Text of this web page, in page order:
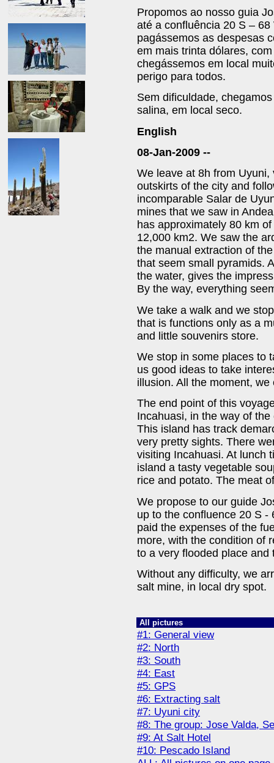
Propomos ao nosso guia
até a confluência 20 S –
pagássemos as despesas
em mais trinta dólares,
chegássemos em local
perigo para todos.
Sem dificuldade,
salina, em local seco.
English
08-Jan-2009 --
We leave at 8h from
outskirts of the city and
incomparable Salar de
mines that we saw in
has approximately 80 km
12,000 km2. We saw the
the manual extraction of
that seem small pyramids.
the water, gives the
By the way, everything
We take a walk and we
that is functions only as a
and little souvenirs store.
We stop in some places to
us good ideas to take
illusion. All the moment,
The end point of this
Incahuasi, in the way of
This island has track
very pretty sights. There
visiting Incahuasi. At lunch
island a tasty vegetable
rice and potato. The meat
We propose to our guide
up to the confluence 20 S -
paid the expenses of the
more, with the condition of
to a very flooded place
Without any difficulty, we
salt mine, in local dry spot.
All pictures
#1: General view
#2: North
#3: South
#4: East
#5: GPS
#6: Extracting salt
#7: Uyuni city
#8: The group: Jose Valda,
#9: At Salt Hotel
#10: Pescado Island